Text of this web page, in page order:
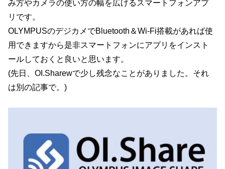
み方やカメラの使い方の幅を広げるスマートフォンアプ
リです。
OLYMPUSのデジカメでBluetooth＆Wi-Fi搭載があれば使
用できますから是非スマートフォンにアプリをインスト
ールしておくと良いと思います。
(先日、OI.Sharewで少し残念なことがありました。それ
は別の記事で。)